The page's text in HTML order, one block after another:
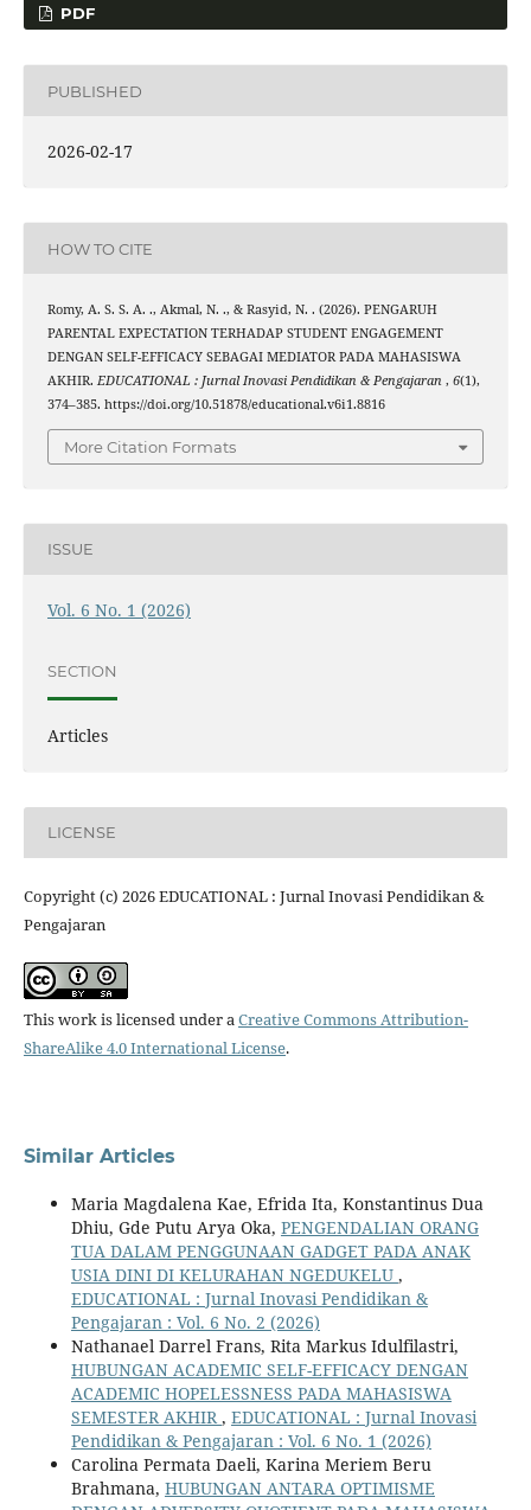
PDF
PUBLISHED
2026-02-17
HOW TO CITE
Romy, A. S. S. A. ., Akmal, N. ., & Rasyid, N. . (2026). PENGARUH
PARENTAL EXPECTATION TERHADAP STUDENT ENGAGEMENT
DENGAN SELF-EFFICACY SEBAGAI MEDIATOR PADA MAHASISWA
AKHIR. EDUCATIONAL : Jurnal Inovasi Pendidikan & Pengajaran , 6(1),
374–385. https://doi.org/10.51878/educational.v6i1.8816
More Citation Formats
ISSUE
Vol. 6 No. 1 (2026)
SECTION
Articles
LICENSE
Copyright (c) 2026 EDUCATIONAL : Jurnal Inovasi Pendidikan &
Pengajaran
This work is licensed under aCreative Commons Attribution-
ShareAlike 4.0 International License.
Similar Articles
Maria Magdalena Kae, Efrida Ita, Konstantinus Dua
Dhiu, Gde Putu Arya Oka, PENGENDALIAN ORANG
TUA DALAM PENGGUNAAN GADGET PADA ANAK
USIA DINI DI KELURAHAN NGEDUKELU ,
EDUCATIONAL : Jurnal Inovasi Pendidikan &
Pengajaran : Vol. 6 No. 2 (2026)
Nathanael Darrel Frans, Rita Markus Idulfilastri,
HUBUNGAN ACADEMIC SELF-EFFICACY DENGAN
ACADEMIC HOPELESSNESS PADA MAHASISWA
SEMESTER AKHIR, EDUCATIONAL : Jurnal Inovasi
Pendidikan & Pengajaran : Vol. 6 No. 1 (2026)
Carolina Permata Daeli, Karina Meriem Beru
Brahmana, HUBUNGAN ANTARA OPTIMISME